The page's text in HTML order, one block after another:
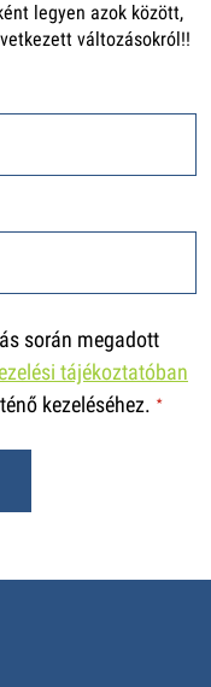
legyen azok között,
változásokról!!
során megadott
tájékoztatóban
kezeléséhez.